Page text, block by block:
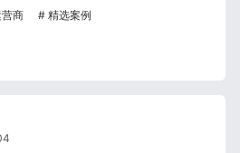
战应用案例
商 精选案例